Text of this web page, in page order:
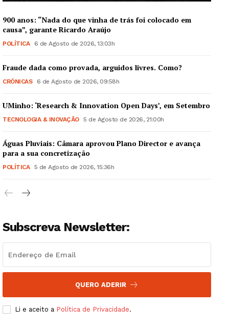
Guimarães, agora!
Institucional
Artigos
Edição Digital
900 anos: “Nada do que vinha de trás foi colocado em
causa”, garante Ricardo Araújo
POLÍTICA 6 de Agosto de 2026, 13:03h
Fraude dada como provada, arguidos livres. Como?
CRÓNICAS 6 de Agosto de 2026, 09:58h
UMinho: ‘Research & Innovation Open Days’, em Setembro
TECNOLOGIA & INOVAÇÃO 5 de Agosto de 2026, 21:00h
Águas Pluviais: Câmara aprovou Plano Director e avança
para a sua concretização
POLÍTICA 5 de Agosto de 2026, 15:36h
Subscreva Newsletter:
QUERO ADERIR
Li e aceito a Política de Privacidade.